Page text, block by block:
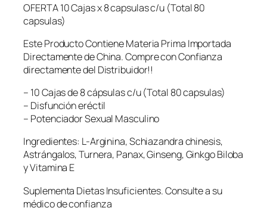
OFERTA 10 Cajas x 8 capsulas c/u (Total 80
capsulas)
Este Producto Contiene Materia Prima Importada
Directamente de China. Compre con Confianza
directamente del Distribuidor!!
– 10 Cajas de 8 cápsulas c/u (Total 80 capsulas)
– Disfunción eréctil
– Potenciador Sexual Masculino
Ingredientes: L-Arginina, Schiazandra chinesis,
Astrángalos, Turnera, Panax, Ginseng, Ginkgo Biloba
y Vitamina E
Suplementa Dietas Insuficientes. Consulte a su
médico de confianza